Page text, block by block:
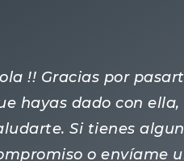
!! Gracias por
hayas dado con
Si tienes
o envíame